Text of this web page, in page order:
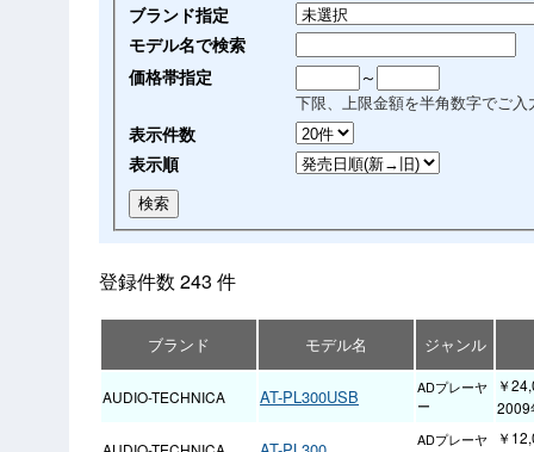
ブランド指定
モデル名で検索
価格帯指定
～
下限、上限金額を半角数字でご入
表示件数
表示順
登録件数 243 件
ブランド モデル名 ジャンル
AUDIO-TECHNICA AT-PL300USB
ADプレーヤ
ー
￥
2009
ADプレーヤ
￥